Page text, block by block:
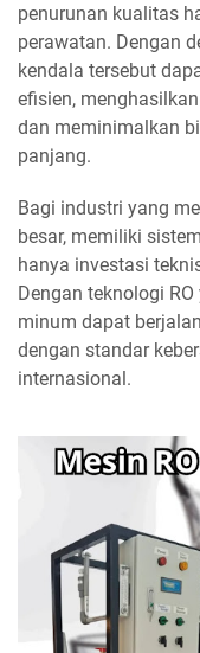
penurunan kualitas
perawatan. Dengan
kendala tersebut
efisien,
dan meminimalkan
panjang.
Bagi industri yang
besar, memiliki
hanya investasi
Dengan teknologi
minum dapat
dengan standar
internasional.